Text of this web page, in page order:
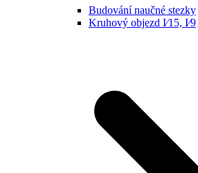
Budování naučné stezky
Kruhový objezd I⁄15, I⁄9